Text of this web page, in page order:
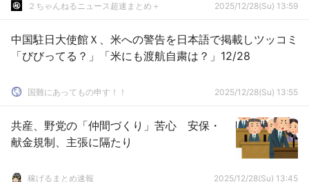
２ちゃんねるニュース超速まとめ＋ 2025/12/28(Su) 13:59
中国駐日大使館Ｘ、米への警告を日本語で掲載しツッコミ
「びびってる？」「米にも渡航自粛は？」12/28
国難にあってもの申す！！ 2025/12/28(Su) 13:55
共産、野党の「仲間づくり」苦心 安保・
献金規制、主張に隔たり
稼げるまとめ速報 2025/12/28(Su) 13:45